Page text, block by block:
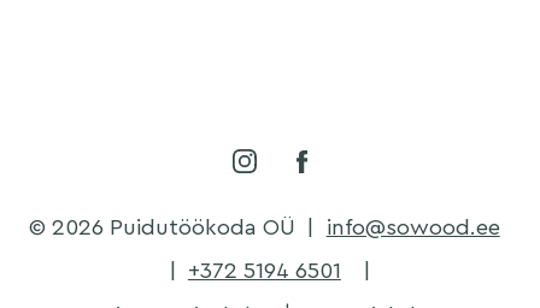
© 2026 Puidutöökoda OÜ
info@sowood.ee
+372 5194 6501